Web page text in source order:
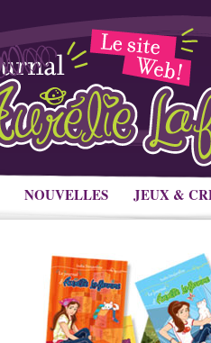
NOUVELLES JEUX &